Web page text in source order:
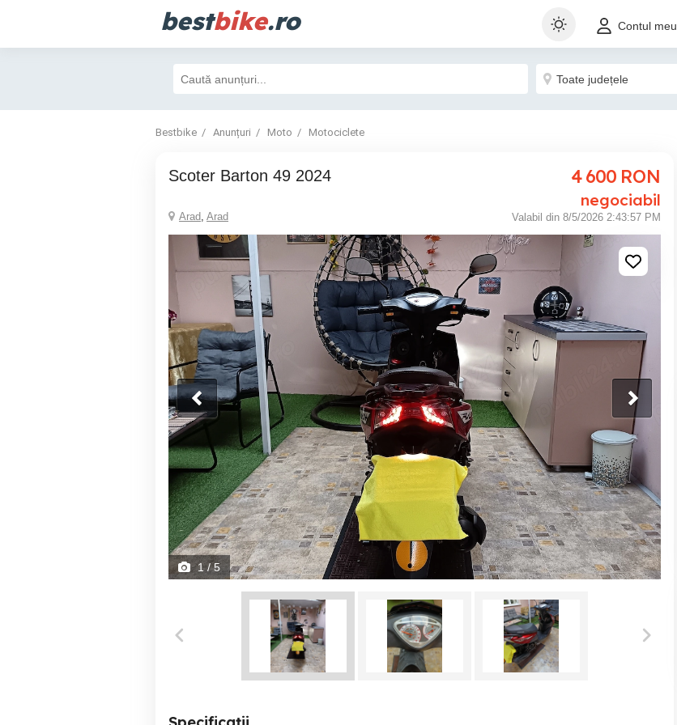
bestbike.ro Contul meu
Bestbike Anunțuri Moto Motociclete
Scoter Barton 49 2024 4 600 RON
negociabil
Arad, Arad Valabil din 8/5/2026 2:43:57 PM
1/ 5